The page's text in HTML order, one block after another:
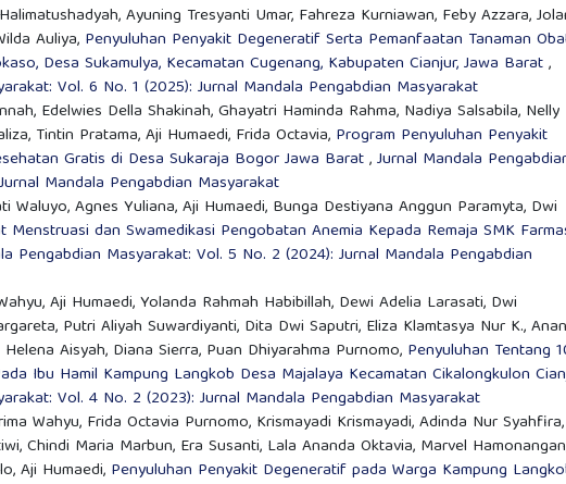
Ayuning Tresyanti Umar, Fahreza Kurniawan, Feby Azzara,
Auliya, Penyuluhan Penyakit Degeneratif Serta Pemanfaatan Tanaman
Desa Sukamulya, Kecamatan Cugenang, Kabupaten Cianjur, Jawa Barat,
Vol. 6 No. 1 (2025): Jurnal Mandala Pengabdian Masyarakat
Edelwies Della Shakinah, Ghayatri Haminda Rahma, Nadiya Salsabila, Nelly
Tintin Pratama, Aji Humaedi, Frida Octavia, Program Penyuluhan Penyakit
Gratis di Desa Sukaraja Bogor Jawa Barat,Jurnal Mandala
Mandala Pengabdian Masyarakat
Waluyo, Agnes Yuliana, Aji Humaedi, Bunga Destiyana Anggun Paramyta, Dwi
Menstruasi dan Swamedikasi Pengobatan Anemia Kepada Remaja SMK
Pengabdian Masyarakat: Vol. 5 No. 2 (2024): Jurnal Mandala Pengabdian
Aji Humaedi, Yolanda Rahmah Habibillah, Dewi Adelia Larasati, Dwi
Putri Aliyah Suwardiyanti, Dita Dwi Saputri, Eliza Klamtasya Nur K.,
Aisyah, Diana Sierra, Puan Dhiyarahma Purnomo, Penyuluhan Tentang
Ibu Hamil Kampung Langkob Desa Majalaya Kecamatan Cikalongkulon
Vol. 4 No. 2 (2023): Jurnal Mandala Pengabdian Masyarakat
Wahyu, Frida Octavia Purnomo, Krismayadi Krismayadi, Adinda Nur Syahfira,
Chindi Maria Marbun, Era Susanti, Lala Ananda Oktavia, Marvel
Aji Humaedi, Penyuluhan Penyakit Degeneratif pada Warga Kampung